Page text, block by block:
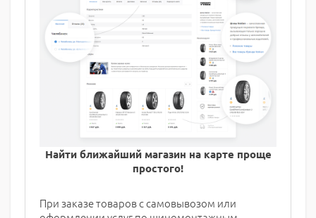
Найти ближайший магазин на карте проще
простого!
При заказе товаров с самовывозом или